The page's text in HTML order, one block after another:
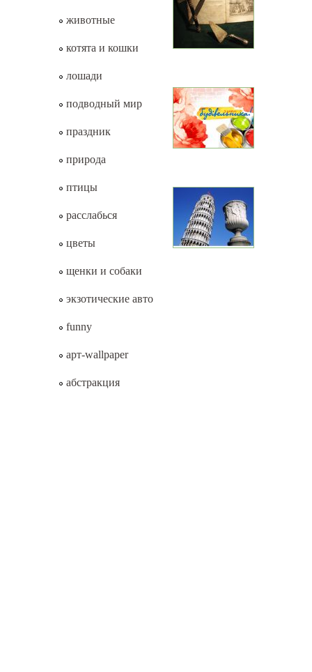
животные
котята и кошки
лошади
подводный мир
праздник
природа
птицы
расслабься
цветы
щенки и собаки
экзотические авто
funny
арт-wallpaper
абстракция